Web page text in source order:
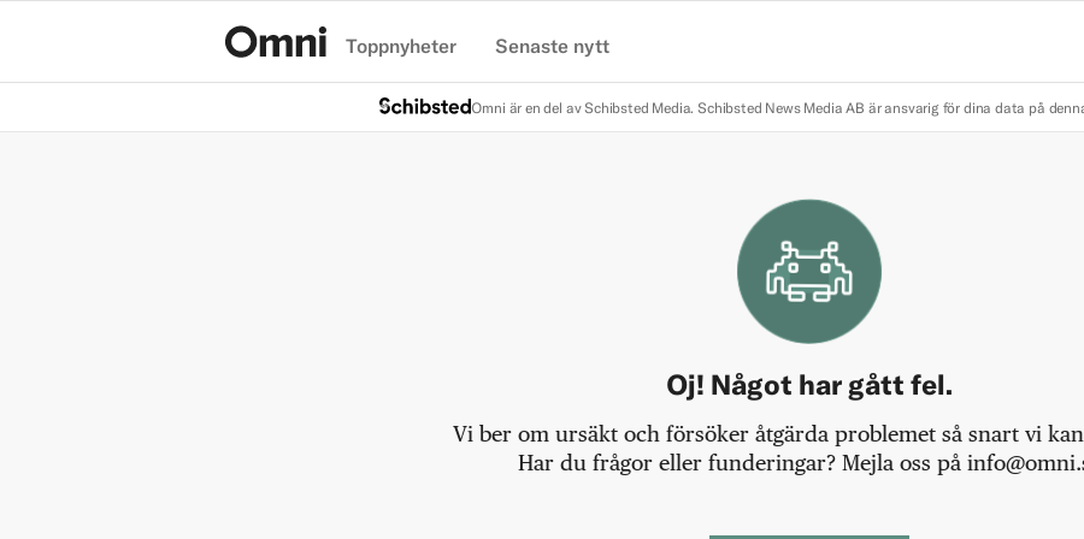
Toppnyheter Senaste nytt
Omni är en del av Schibsted Media. Schibsted News Media AB är ansvarig för dina data på
Oj! Något har gått fel.
Vi ber om ursäkt och försöker åtgärda problemet så snart vi
Har du frågor eller funderingar? Mejla oss på